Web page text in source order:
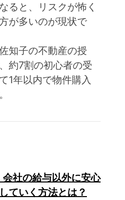
ると、リスクが怖く
が多いのが現状で
知子の不動産の授
約7割の初心者の受
1年以内で物件購入
会社の給与以外に安心
ていく方法とは？